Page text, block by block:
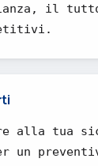
il
alla tua
un